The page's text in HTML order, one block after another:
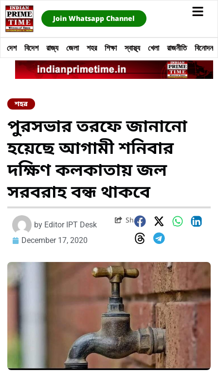
Join Whatsapp Channel
দেশ বিদেশ রাজ্য জেলা শহর শিক্ষা স্বাস্থ্য খেলা রাজনীতি বিনোদন
শহর
পুরসভার তরফে জানানো
হয়েছে আগামী শনিবার
দক্ষিণ কলকাতায় জল
সরবরাহ বন্ধ থাকবে
by Editor IPT Desk
December 17, 2020
Share